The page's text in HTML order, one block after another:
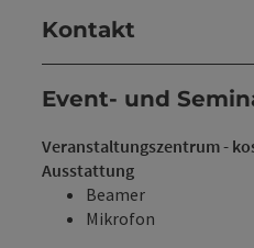
Kontakt
Event- und
Veranstaltungszentrum -
Ausstattung
Beamer
Mikrofon